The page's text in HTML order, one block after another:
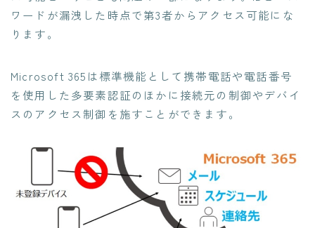
ワードが漏洩した時点で第3者からアクセス可能にな
ります。​
Microsoft 365は標準機能として携帯電話や電話番号
を使用した多要素認証のほかに接続元の制御やデバイ
スのアクセス制御を施すことができます。​